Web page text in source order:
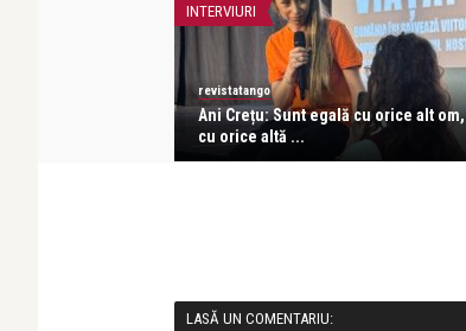
INTERVIURI
revistatango
Ani Crețu: Sunt egală cu orice alt om,
cu orice altă ...
LASĂ UN COMENTARIU: